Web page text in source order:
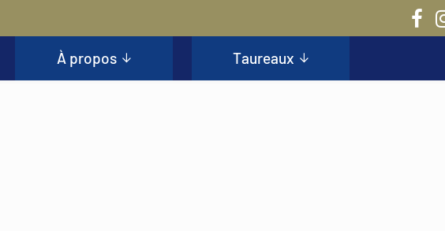
À propos Taureaux